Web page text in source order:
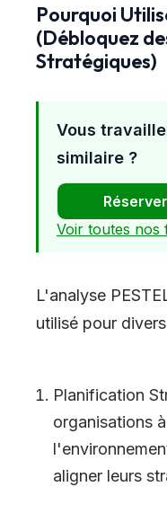
Pourquoi
(Débloquez
Stratégiques)
Vous
similaire ?
Voir toutes
L'analyse
utilisé pour
Planification
organisations
l'
aligner leurs